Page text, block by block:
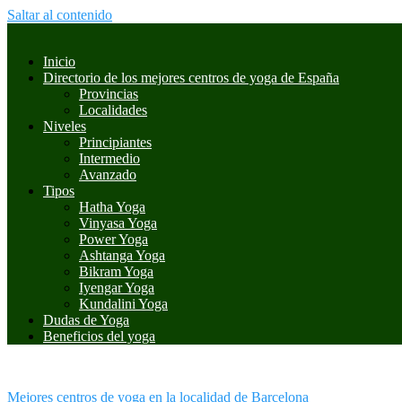
Saltar al contenido
Inicio
Directorio de los mejores centros de yoga de España
Provincias
Localidades
Niveles
Principiantes
Intermedio
Avanzado
Tipos
Hatha Yoga
Vinyasa Yoga
Power Yoga
Ashtanga Yoga
Bikram Yoga
Iyengar Yoga
Kundalini Yoga
Dudas de Yoga
Beneficios del yoga
Mejores centros de yoga en la localidad de Barcelona